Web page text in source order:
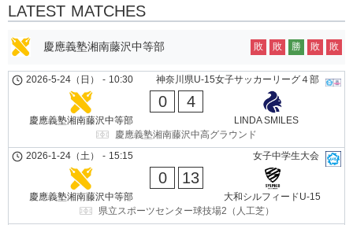
LATEST MATCHES
慶應義塾湘南藤沢中等部 敗 敗 勝 敗 敗
神奈川県U-15女子サッカーリーグ４部
2026-5-24（日） - 10:30
慶應義塾湘南藤沢中等部
0 4
LINDA SMILES
慶應義塾湘南藤沢中高グラウンド
女子中学生大会
2026-1-24（土） - 15:15
慶應義塾湘南藤沢中等部
0 13
大和シルフィードU-15
県立スポーツセンター球技場2（人工芝）